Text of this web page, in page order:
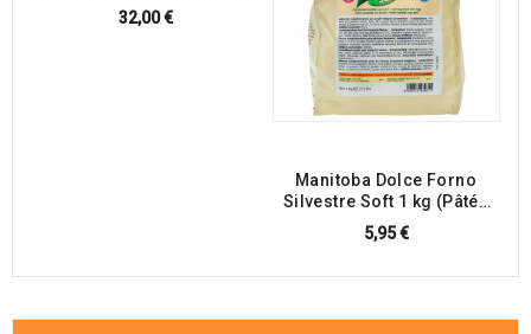
32,00 €
Manitoba Dolce Forno
Silvestre Soft 1 kg (Pâtée
aux oeufs pour
chardonnerets et tarins)
5,95 €